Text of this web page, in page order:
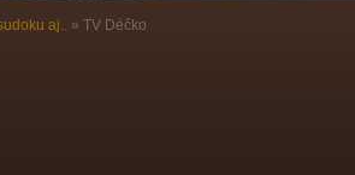
aj.. » TV Déčko